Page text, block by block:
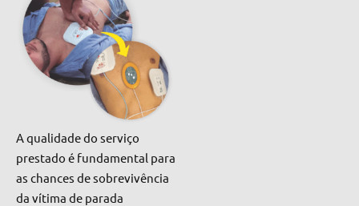
A qualidade do serviço
prestado é fundamental para
as chances de sobrevivência
da vítima de parada